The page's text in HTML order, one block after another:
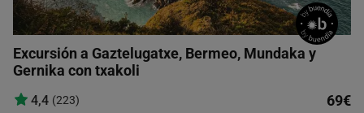
Excursión a Gaztelugatxe, Bermeo, Mundaka y
Gernika con txakoli
4,4 (223) 69€